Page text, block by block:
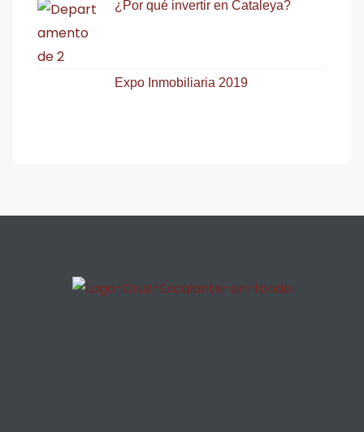
¿Por qué invertir en Cataleya?
Expo Inmobiliaria 2019